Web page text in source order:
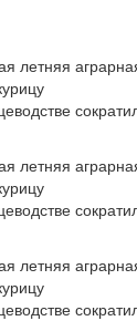
летняя
летняя
летняя